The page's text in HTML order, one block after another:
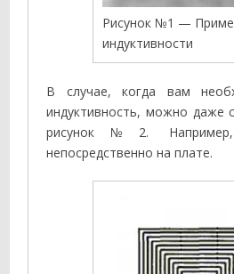
Рисунок №1 —
индуктивности
В случае, когда вам
индуктивность, можно даже
рисунок№2.
непосредственно на плате.